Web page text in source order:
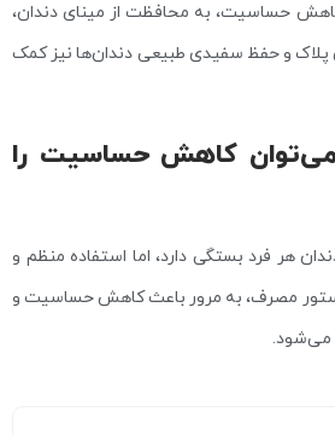
حساسیت، به محافظت از مینای دندان،
پلاک و حفظ سفیدی طبیعی دندان‌ها نیز کمک
کاهش حساسیت را
هر فرد بستگی دارد، اما استفاده منظم و
مصرف، به مرور باعث کاهش حساسیت و
می‌شود.